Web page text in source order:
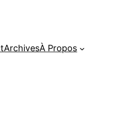
ArchivesÀ Propos